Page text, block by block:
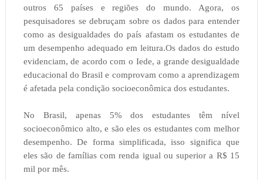
outros 65 países e regiões do mundo. Agora, os
pesquisadores se debruçam sobre os dados para entender
como as desigualdades do país afastam os estudantes de
um desempenho adequado em leitura.Os dados do estudo
evidenciam, de acordo com o Iede, a grande desigualdade
educacional do Brasil e comprovam como a aprendizagem
é afetada pela condição socioeconômica dos estudantes.
No Brasil, apenas 5% dos estudantes têm nível
socioeconômico alto, e são eles os estudantes com melhor
desempenho. De forma simplificada, isso significa que
eles são de famílias com renda igual ou superior a R$ 15
mil por mês.